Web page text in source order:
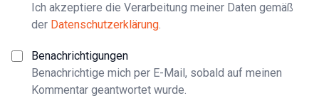
Ich akzeptiere die Verarbeitung meiner Daten gemäß
der Datenschutzerklärung.
Benachrichtigungen
Benachrichtige mich per E-Mail, sobald auf meinen
Kommentar geantwortet wurde.